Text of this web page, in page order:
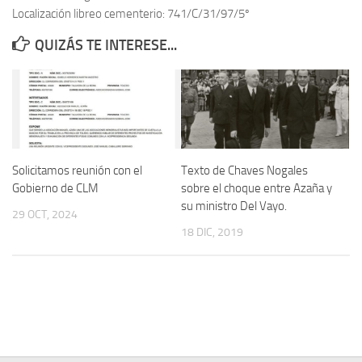
Memoria Histórica
Investigación previa de la represión en Talavera de la Reina (1937-
1947).
Informe Represión en Toledo 1936-1947 | Buscador
Informe de la fosa de abril de 1939 de Tembleque
Militantes históricos IR
Localización libreo cementerio: 741/C/31/97/5º
QUIZÁS TE INTERESE...
Solicitamos reunión con el
Gobierno de CLM
29 OCT, 2024
Texto de Chaves Nogales
sobre el choque entre Azaña y
su ministro Del Vayo.
18 DIC, 2019